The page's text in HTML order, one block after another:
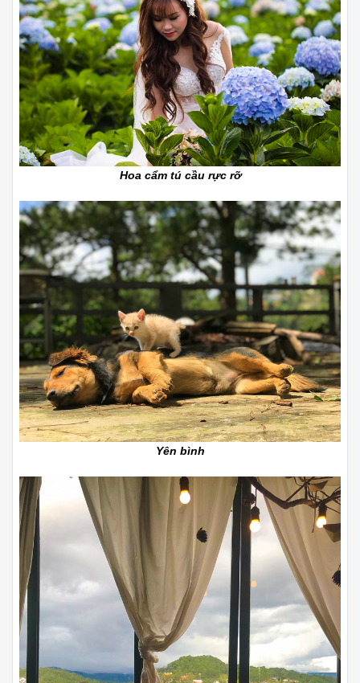
Hoa cẩm tú cầu rực rỡ
Yên bình